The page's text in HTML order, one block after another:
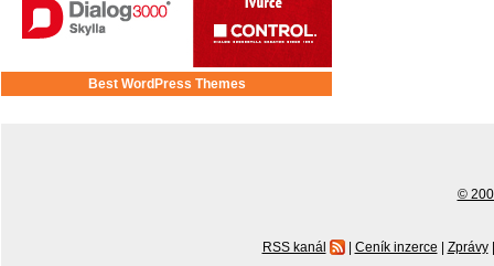
Best WordPress Themes
©
RSS kanál | Ceník inzerce | Zprávy |